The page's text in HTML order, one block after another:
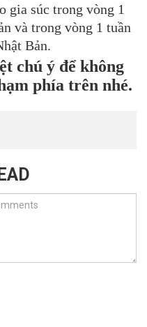
gia súc trong vòng 1
và trong vòng 1 tuần
Bản.
chú ý để không
phía trên nhé.